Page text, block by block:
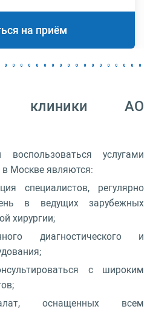
на приём
клиники АО
услугами
Москве являются:
специалистов, регулярно
в ведущих зарубежных
хирургии;
диагностического и
с широким
оснащенных всем